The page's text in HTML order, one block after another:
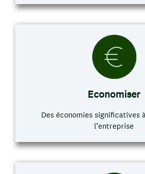
Economiser
Des économies significatives
l’entreprise